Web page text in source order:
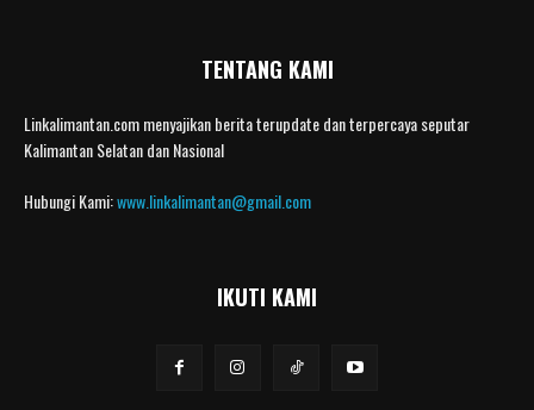
TENTANG KAMI
Linkalimantan.com menyajikan berita terupdate dan terpercaya seputar
Kalimantan Selatan dan Nasional
Hubungi Kami:www.linkalimantan@gmail.com
IKUTI KAMI